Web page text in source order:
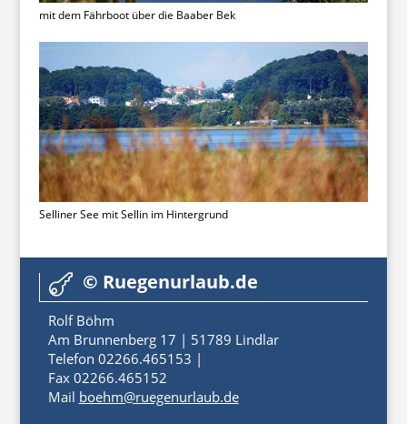
mit dem Fährboot über die Baaber Bek
Selliner See mit Sellin im Hintergrund
 © Ruegenurlaub.de
Rolf Böhm
Am Brunnenberg 17 | 51789 Lindlar
Telefon 02266.465153 |
Fax 02266.465152
Mail boehm@ruegenurlaub.de